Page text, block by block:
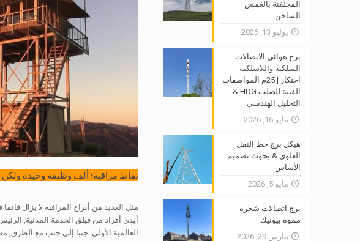
نقاط مراقبة: ألف وظيفة وحيدة ولكن
العالمية الأولى. جنبا إلى جنب مع
المجلفنة بالغمس
الساخن
يوليو 13, 2026
برج هوائي الاتصالات
السلكية واللاسلكية
احتكار | 25م المواصفات
الفنية للصلب HDG &
التحليل الهندسي
مايو 16, 2026
هيكل برج خط النقل
العلوي & بحوث تصميم
الأساس
مايو 5, 2026
برج اتصالات شجرة
مموه بيونيك
مارس 29, 2026